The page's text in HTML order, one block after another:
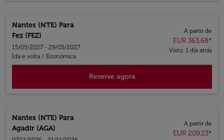
Nantes (NTE) Para
Fez (FEZ)
15/05/2027 - 29/05/2027
Ida e volta / Econômica
A partir de
EUR 363,68*
Visto: 1 dia atrás
Reserve agora
Nantes (NTE) Para
Agadir (AGA)
A partir de
EUR 209,23*